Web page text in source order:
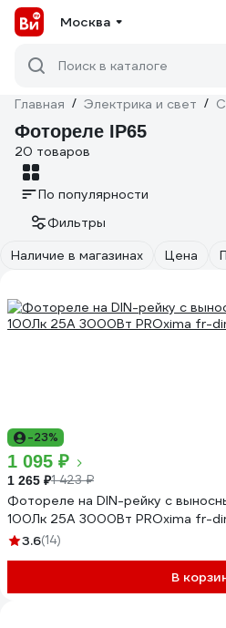
Москва
Поиск в каталоге
Главная / Электрика и свет /
Фотореле IP65
20 товаров
По популярности
Фильтры
Наличие в магазинах
Цена
-23%
1 095 ₽
1 265 ₽1 423 ₽
Фотореле на DIN-рейку с
100Лк 25А 3000Вт PROxima fr-
3.6(14)
В